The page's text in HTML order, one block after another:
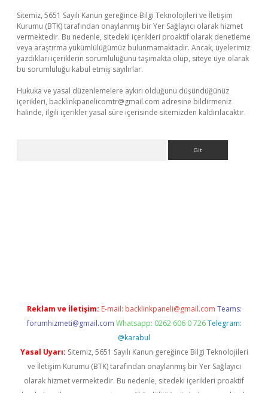
Sitemiz, 5651 Sayılı Kanun gereğince Bilgi Teknolojileri ve İletişim
Kurumu (BTK) tarafından onaylanmış bir Yer Sağlayıcı olarak hizmet
vermektedir. Bu nedenle, sitedeki içerikleri proaktif olarak denetleme
veya araştırma yükümlülüğümüz bulunmamaktadır. Ancak, üyelerimiz
yazdıkları içeriklerin sorumluluğunu taşımakta olup, siteye üye olarak
bu sorumluluğu kabul etmiş sayılırlar.
Hukuka ve yasal düzenlemelere aykırı olduğunu düşündüğünüz
içerikleri, backlinkpanelicomtr@gmail.com adresine bildirmeniz
halinde, ilgili içerikler yasal süre içerisinde sitemizden kaldırılacaktır.
Reklam ve İletişim: E-mail: backlinkpaneli@gmail.com Teams:
forumhizmeti@gmail.com Whatsapp: 0262 606 0 726 Telegram:
@karabul
Yasal Uyarı: Sitemiz, 5651 Sayılı Kanun gereğince Bilgi Teknolojileri
ve İletişim Kurumu (BTK) tarafından onaylanmış bir Yer Sağlayıcı
olarak hizmet vermektedir. Bu nedenle, sitedeki içerikleri proaktif